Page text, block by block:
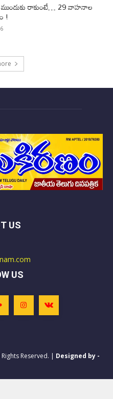
రాకుంటే… 29 వాహనాల
!
US
US
Reserved. | Designed by -